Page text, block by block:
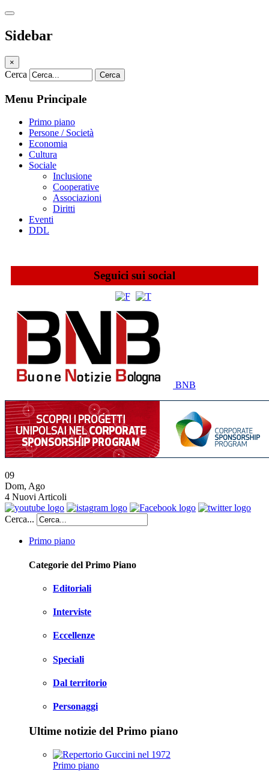
Sidebar
×
Cerca Cerca
Menu Principale
Primo piano
Persone / Società
Economia
Cultura
Sociale
Inclusione
Cooperative
Associazioni
Diritti
Eventi
DDL
Seguici sui social
BNB
09
Dom, Ago
4 Nuovi Articoli
Cerca...
Primo piano
Categorie del Primo Piano
Editoriali
Interviste
Eccellenze
Speciali
Dal territorio
Personaggi
Ultime notizie del Primo piano
Primo piano